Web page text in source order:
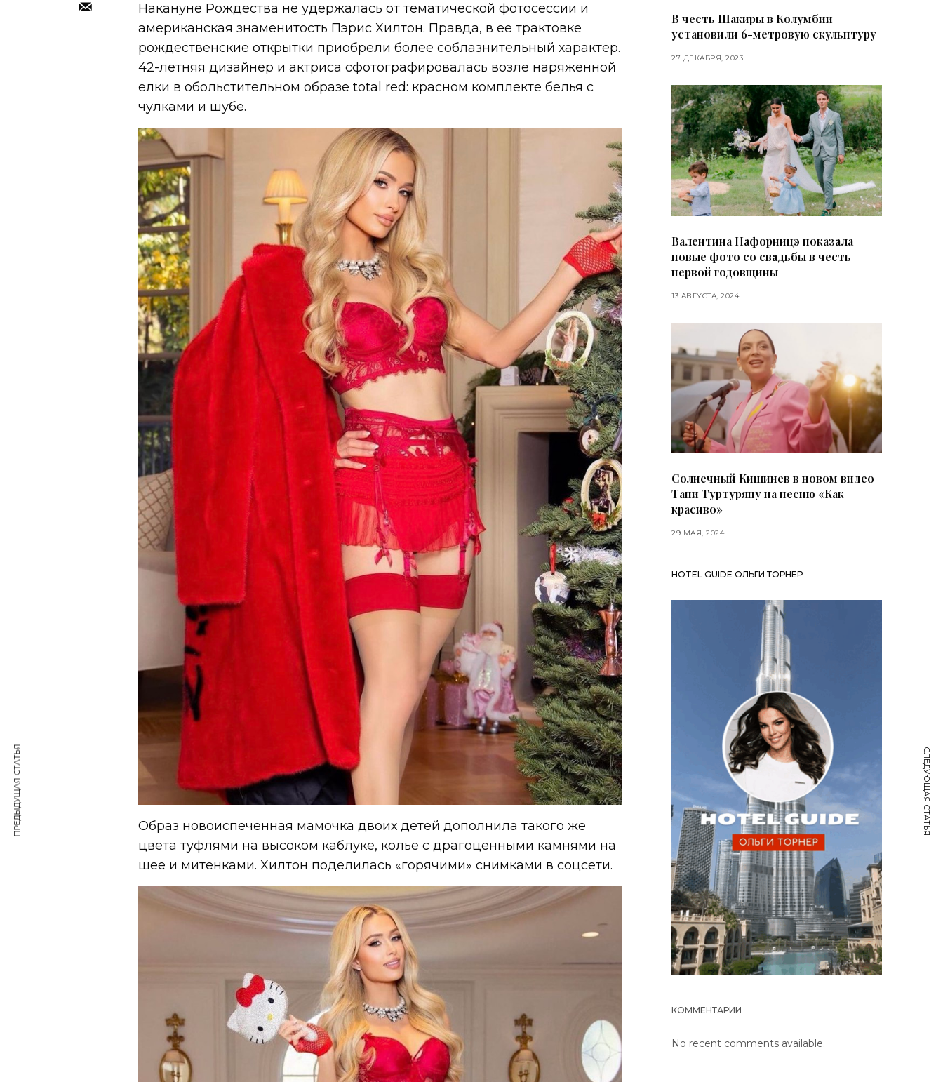
Накануне Рождества не удержалась от тематической фотосессии и
американская знаменитость Пэрис Хилтон. Правда, в ее трактовке
рождественские открытки приобрели более соблазнительный характер.
42-летняя дизайнер и актриса сфотографировалась возле наряженной
елки в обольстительном образе total red: красном комплекте белья с
чулками и шубе.
Образ новоиспеченная мамочка двоих детей дополнила такого же
цвета туфлями на высоком каблуке, колье с драгоценными камнями на
шее и митенками. Хилтон поделилась «горячими» снимками в соцсети.
В честь Шакиры в Колумбии
установили 6-метровую скульптуру
27 ДЕКАБРЯ, 2023
Валентина Нафорницэ показала
новые фото со свадьбы в честь
первой годовщины
13 АВГУСТА, 2024
Солнечный Кишинев в новом видео
Тани Туртуряну на песню «Как
красиво»
29 МАЯ, 2024
HOTEL GUIDE ОЛЬГИ ТОРНЕР
КОММЕНТАРИИ
No recent comments available.
ПРЕДЫДУЩАЯ СТАТЬЯ СЛЕДУЮЩАЯ СТАТЬЯ